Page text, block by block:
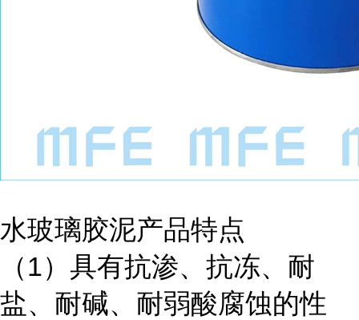
水玻璃胶泥产品特点
（1）具有抗渗、抗冻、耐
盐、耐碱、耐弱酸腐蚀的性